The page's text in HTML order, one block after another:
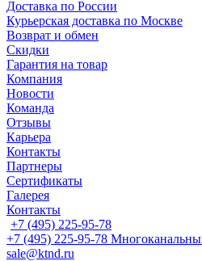
Доставка по России
Курьерская доставка по Москве
Возврат и обмен
Скидки
Гарантия на товар
Компания
Новости
Команда
Отзывы
Карьера
Контакты
Партнеры
Сертификаты
Галерея
Контакты
+7 (495) 225-95-78
+7 (495) 225-95-78
sale@ktnd.ru